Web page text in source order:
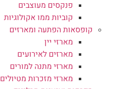
פנקסים מעוצבים
קוביות ממו אקולוגיות
קופסאות הפתעה ומארזים
מארזי יין
מארזים לאירועים
מארזי מתנה למורים
מארזי מזכרות מטיולים